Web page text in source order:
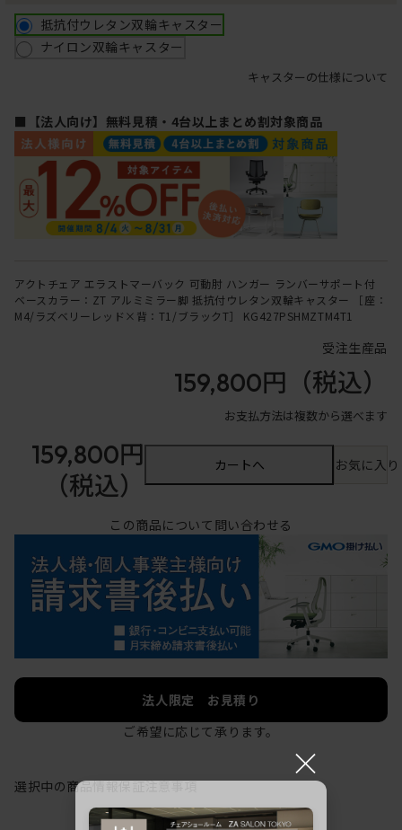
抵抗付ウレタン双輪キャスター
ナイロン双輪キャスター
キャスターの仕様について
■【法人向け】無料見積・4台以上まとめ割対象商品
アクトチェア エラストマーバック 可動肘 ハンガー ランバーサポート付
ベースカラー：ZT アルミミラー脚 抵抗付ウレタン双輪キャスター ［座：
M4/ラズベリーレッド×背：T1/ブラックT］ KG427PSHMZTM4T1
受注生産品
159,800円 （税込）
お支払方法は複数から選べます
159,800円
（税込）
カートへ お気に入
この商品について問い合わせる
法人限定 お見積り
ご希望に応じて承ります。
選択中の商品情報保証注意事項
×